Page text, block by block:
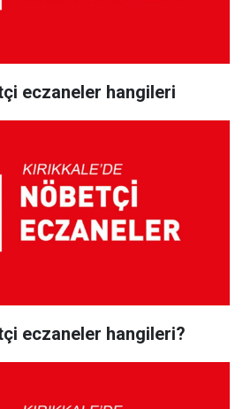
eczaneler hangileri
eczaneler hangileri?